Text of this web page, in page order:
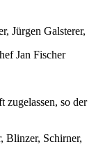
Jürgen Galsterer,
Jan Fischer
zugelassen, so der
Blinzer, Schirner,